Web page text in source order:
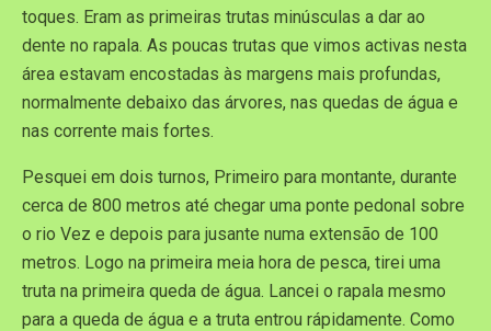
toques. Eram as primeiras trutas minúsculas a dar ao
dente no rapala. As poucas trutas que vimos activas nesta
área estavam encostadas às margens mais profundas,
normalmente debaixo das árvores, nas quedas de água e
nas corrente mais fortes.
Pesquei em dois turnos, Primeiro para montante, durante
cerca de 800 metros até chegar uma ponte pedonal sobre
o rio Vez e depois para jusante numa extensão de 100
metros. Logo na primeira meia hora de pesca, tirei uma
truta na primeira queda de água. Lancei o rapala mesmo
para a queda de água e a truta entrou rápidamente. Como